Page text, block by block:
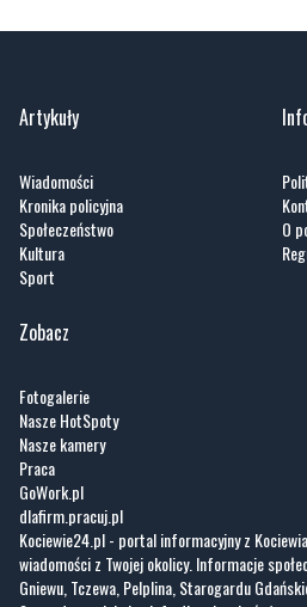
Artykuły
Wiadomości
Kronika policyjna
Społeczeństwo
Kultura
Sport
O
Zobacz
Fotogalerie
Nasze HotSpoty
Nasze kamery
Praca
GoWork.pl
dlafirm.pracuj.pl
Kociewie24.pl - portal informacyjny z
wiadomości z Twojej okolicy. Informacje
Gniewu, Tczewa, Pelplina, Starogardu